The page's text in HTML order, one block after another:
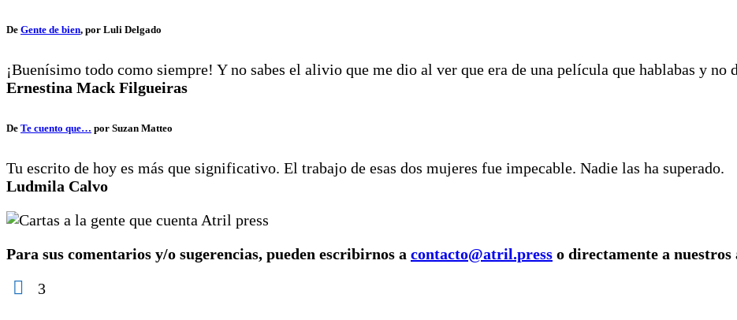
De Gente de bien, por Luli Delgado
¡Buenísimo todo como siempre! Y no sabes el alivio que me dio al ver que era de una película que hablabas y
Ernestina Mack Filgueiras
De Te cuento que… por Suzan Matteo
Tu escrito de hoy es más que significativo. El trabajo de esas dos mujeres fue impecable. Nadie las ha superado.
Ludmila Calvo
Para sus comentarios y/o sugerencias, pueden escribirnos a contacto@atril.press o directamente a nuestros
3